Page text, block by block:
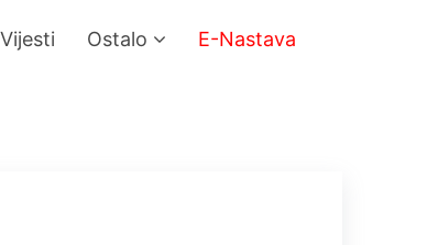
Vijesti Ostalo E-Nastava